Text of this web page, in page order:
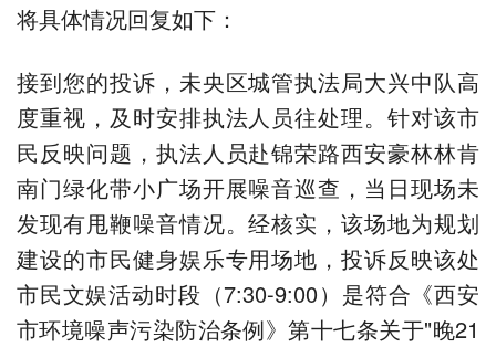
将具体情况回复如下：
接到您的投诉，未央区城管执法局大兴中队高
度重视，及时安排执法人员往处理。针对该市
民反映问题，执法人员赴锦荣路西安豪林林肯
南门绿化带小广场开展噪音巡查，当日现场未
发现有甩鞭噪音情况。经核实，该场地为规划
建设的市民健身娱乐专用场地，投诉反映该处
市民文娱活动时段（7:30-9:00）是符合《西安
市环境噪声污染防治条例》第十七条关于"晚21